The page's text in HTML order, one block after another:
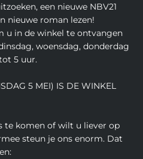
een nieuwe NBV21
nieuwe roman lezen!
u in de winkel te ontvangen
woensdag, donderdag
5 uur.
5 MEI) IS DE WINKEL
te komen of wilt u liever op
steun je ons enorm. Dat